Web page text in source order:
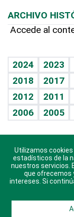
Hablando con el
Vida y familia
Eñe
Celebrando la vida
Sin complejos
En pocas palabras
Escuchando al
Economía Personal
Línea de hit
TBT Deportivo
Más firmas
Hecho en casa
Guía del dinero
Cumpleaños
Horóscopos
Crucigramas
ARCHIVO
Accede al
2024 2023
2018
2017
2012
2011
2006
2005
Descarga
Utilizamos
estadísticos de la
nuestros servicios.
que ofrecemos
intereses. Si